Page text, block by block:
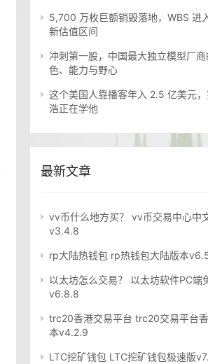
5,700 万枚巨额销毁落地，WBS 进
新估值区间
冲刺第一股，中国最大独立模型厂
色、能力与野心
这个美国人靠播客年入 2.5 亿美元
浩正在学他
最新文章
vv币什么地方买？ vv币交易中心中
v3.4.8
rp大陆热钱包 rp热钱包大陆版本
以太坊怎么交易？ 以太坊软件PC端
v6.8.8
trc20香港交易平台 trc20交易平台
本v4.2.9
LTC挖矿钱包 LTC挖矿钱包极速版